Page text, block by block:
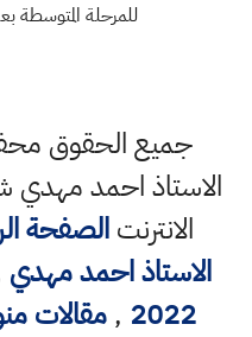
للمرحلة المتوسطة
جميع الحقوق
الاستاذ احمد مهدي
الانترنتالصفحة
الاستاذ احمد مهدي
2022
,مقالات